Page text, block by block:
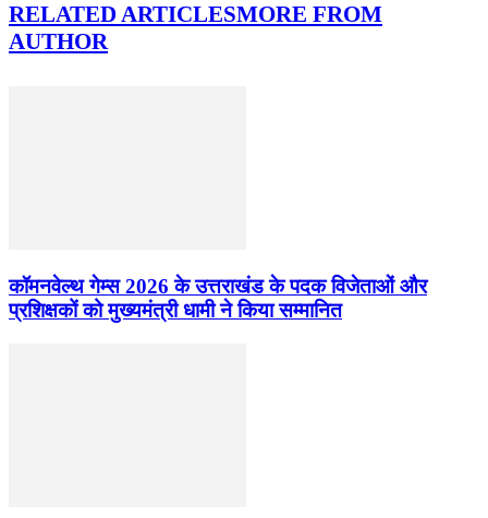
RELATED ARTICLESMORE FROM
AUTHOR
कॉमनवेल्थ गेम्स 2026 के उत्तराखंड के पदक विजेताओं और
प्रशिक्षकों को मुख्यमंत्री धामी ने किया सम्मानित